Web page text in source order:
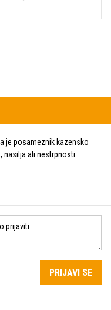
je posameznik kazensko
nasilja ali nestrpnosti.
PRIJAVI SE